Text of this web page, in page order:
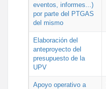
eventos, informes...)
por parte del PTGAS
del mismo
Elaboración del
anteproyecto del
presupuesto de la
UPV
Apoyo operativo a